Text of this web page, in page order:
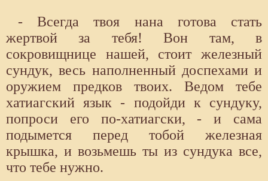
- Всегда твоя нана готова стать
жертвой за тебя! Вон там, в
сокровищнице нашей, стоит железный
сундук, весь наполненный доспехами и
оружием предков твоих. Ведом тебе
хатиагский язык - подойди к сундуку,
попроси его по-хатиагски, - и сама
подымется перед тобой железная
крышка, и возьмешь ты из сундука все,
что тебе нужно.